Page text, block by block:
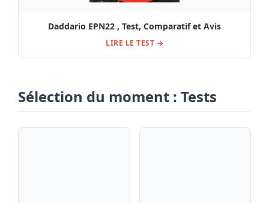
Daddario EPN22 , Test, Comparatif et Avis
LIRE LE TEST →
Sélection du moment : Tests